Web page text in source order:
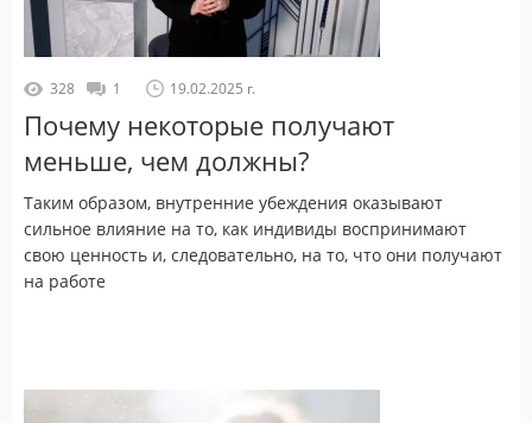
328 1 19.02.2025 г.
Почему некоторые получают
меньше, чем должны?
Таким образом, внутренние убеждения оказывают
сильное влияние на то, как индивиды воспринимают
свою ценность и, следовательно, на то, что они получают
на работе